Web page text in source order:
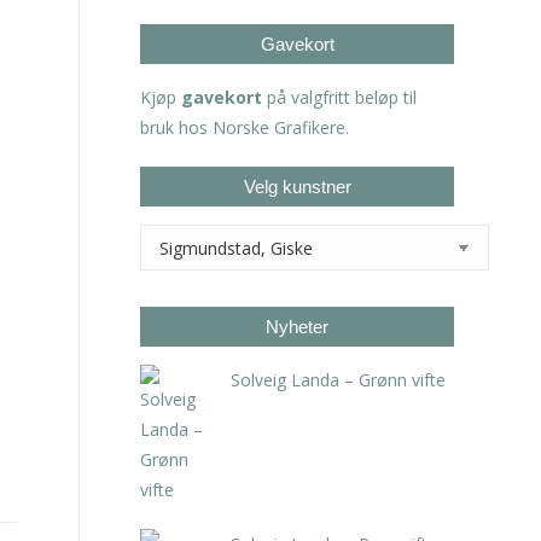
Gavekort
Kjøp gavekort på valgfritt beløp til
bruk hos Norske Grafikere.
Velg kunstner
Nyheter
Solveig Landa – Grønn vifte